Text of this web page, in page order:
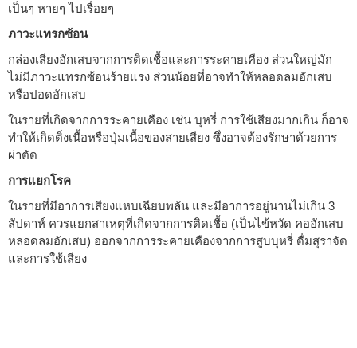
เป็นๆ หายๆ ไปเรื่อยๆ
ภาวะแทรกซ้อน
กล่องเสียงอักเสบจากการติดเชื้อและการระคายเคือง ส่วนใหญ่มัก
ไม่มีภาวะแทรกซ้อนร้ายแรง ส่วนน้อยที่อาจทำให้หลอดลมอักเสบ
หรือปอดอักเสบ
ในรายที่เกิดจากการระคายเคือง เช่น บุหรี่ การใช้เสียงมากเกิน ก็อาจ
ทำให้เกิดติ่งเนื้อหรือปุ่มเนื้อของสายเสียง ซึ่งอาจต้องรักษาด้วยการ
ผ่าตัด
การแยกโรค
ในรายที่มีอาการเสียงแหบเฉียบพลัน และมีอาการอยู่นานไม่เกิน 3
สัปดาห์ ควรแยกสาเหตุที่เกิดจากการติดเชื้อ (เป็นไข้หวัด คออักเสบ
หลอดลมอักเสบ) ออกจากการระคายเคืองจากการสูบบุหรี่ ดื่มสุราจัด
และการใช้เสียง